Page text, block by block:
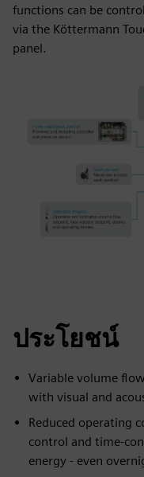
functions can be
via the Köttermann
panel.
ประโยชน์
Variable volume
with visual and
Reduced operating
control and time-
energy - even